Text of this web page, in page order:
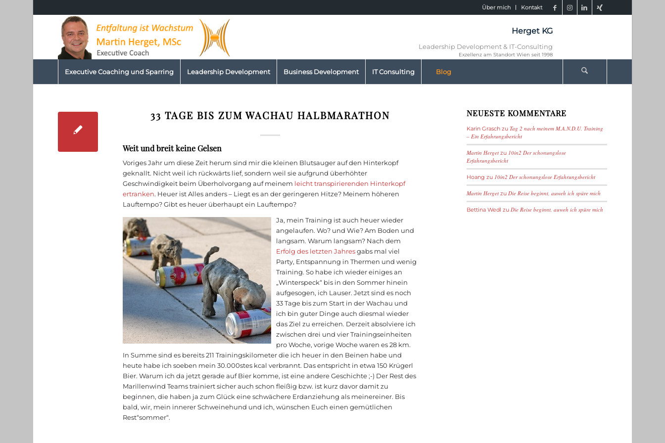
Über mich Kontakt
Herget KG
Leadership Development & IT-Consulting
Exzellenz am Standort Wien seit 1998
Executive Coaching und Sparring Leadership Development Business Development IT Consulting Blog
33 TAGE BIS ZUM WACHAU HALBMARATHON
Weit und breit keine Gelsen
Voriges Jahr um diese Zeit herum sind mir die kleinen Blutsauger auf den Hinterkopf
geknallt. Nicht weil ich rückwärts lief, sondern weil sie aufgrund überhöhter
Geschwindigkeit beim Überholvorgang auf meinem leicht transpirierenden Hinterkopf
ertranken. Heuer ist Alles anders – Liegt es an der geringeren Hitze? Meinem höheren
Lauftempo? Gibt es heuer überhaupt ein Lauftempo?
Ja, mein Training ist auch heuer wieder
angelaufen. Wo? und Wie? Am Boden und
langsam. Warum langsam? Nach dem
Erfolg des letzten Jahresgabs mal viel
Party, Entspannung in Thermen und wenig
Training. So habe ich wieder einiges an
„Winterspeck“ bis in den Sommer hinein
aufgesogen, ich Lauser. Jetzt sind es noch
33 Tage bis zum Start in der Wachau und
ich bin guter Dinge auch diesmal wieder
das Ziel zu erreichen. Derzeit absolviere ich
zwischen drei und vier Trainingseinheiten
pro Woche, vorige Woche waren es 28 km.
In Summe sind es bereits 211 Trainingskilometer die ich heuer in den Beinen habe und
heute habe ich soeben mein 30.000stes kcal verbrannt. Das entspricht in etwa 150 Krügerl
Bier. Warum ich da jetzt gerade auf Bier komme, ist eine andere Geschichte ;-) Der Rest des
Marillenwind Teams trainiert sicher auch schon fleißig bzw. ist kurz davor damit zu
beginnen, die haben ja zum Glück eine schwächere Erdanziehung als meinereiner. Bis
bald, wir, mein innerer Schweinehund und ich, wünschen Euch einen gemütlichen
Rest“sommer“.
NEUESTE KOMMENTARE
Karin Graschzu Tag 2 nach meinem M.A.N.D.U. Training
– Ein Erfahrungsbericht
Martin Hergetzu 10in2 Der schonungslose
Erfahrungsbericht
Hoang zu 10in2 Der schonungslose Erfahrungsbericht
Martin Hergetzu Die Reise beginnt, auweh ich spüre mich
Bettina Wedl zu Die Reise beginnt, auweh ich spüre mich